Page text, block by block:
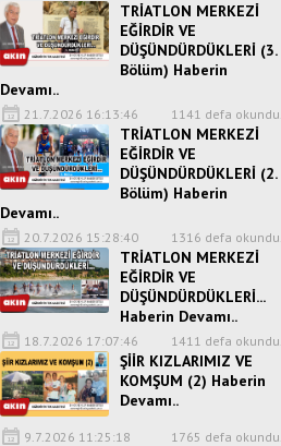
TRİATLON MERKEZİ
EĞİRDİR VE
DÜŞÜNDÜRDÜKLERİ (3.
Bölüm) Haberin
Devamı..
21.7.2026 16:13:46 1141 defa okundu.
TRİATLON MERKEZİ
EĞİRDİR VE
DÜŞÜNDÜRDÜKLERİ (2.
Bölüm) Haberin
Devamı..
20.7.2026 15:28:40 1316 defa okundu.
TRİATLON MERKEZİ
EĞİRDİR VE
DÜŞÜNDÜRDÜKLERİ...
Haberin Devamı..
18.7.2026 17:07:46 1411 defa okundu.
ŞİİR KIZLARIMIZ VE
KOMŞUM (2) Haberin
Devamı..
9.7.2026 11:25:18 1765 defa okundu.